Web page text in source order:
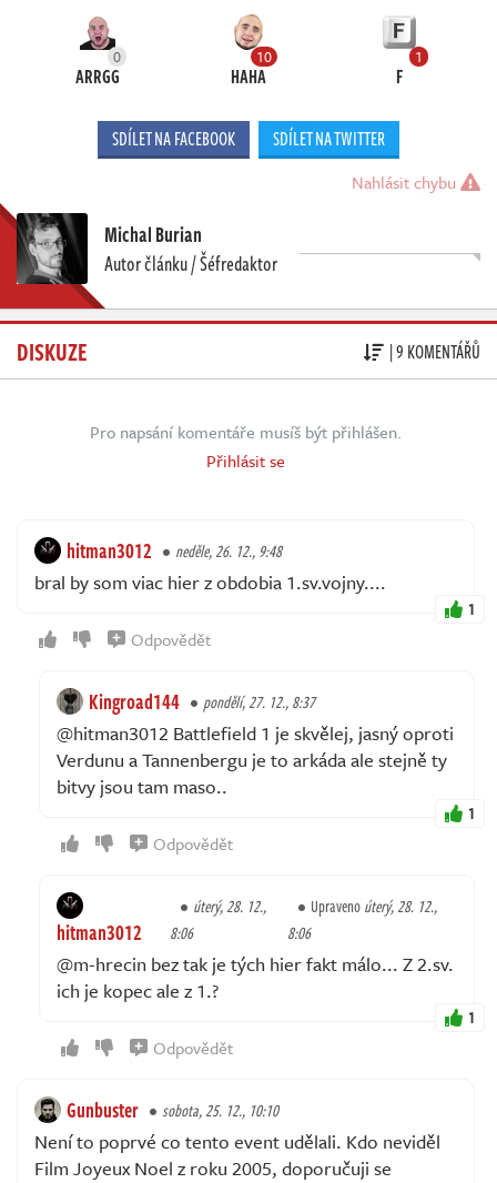
0
ARRGG
10
HAHA
1
F
SDÍLET NA FACEBOOK SDÍLET NA TWITTER
Nahlásit chybu
Michal Burian
Autor článku / Šéfredaktor
DISKUZE | 9 KOMENTÁŘŮ
Pro napsání komentáře musíš být přihlášen.
Přihlásit se
hitman3012 neděle, 26. 12., 9:48
bral by som viac hier z obdobia 1.sv.vojny....
1
Odpovědět
Kingroad144 pondělí, 27. 12., 8:37
@hitman3012 Battlefield 1 je skvělej, jasný oproti
Verdunu a Tannenbergu je to arkáda ale stejně ty
bitvy jsou tam maso..
1
Odpovědět
hitman3012
úterý, 28. 12.,
8:06
Upravenoúterý, 28. 12.,
8:06
@m-hrecin bez tak je tých hier fakt málo... Z 2.sv.
ich je kopec ale z 1.?
1
Odpovědět
Gunbuster sobota, 25. 12., 10:10
Není to poprvé co tento event udělali. Kdo neviděl
Film Joyeux Noel z roku 2005, doporučuji se